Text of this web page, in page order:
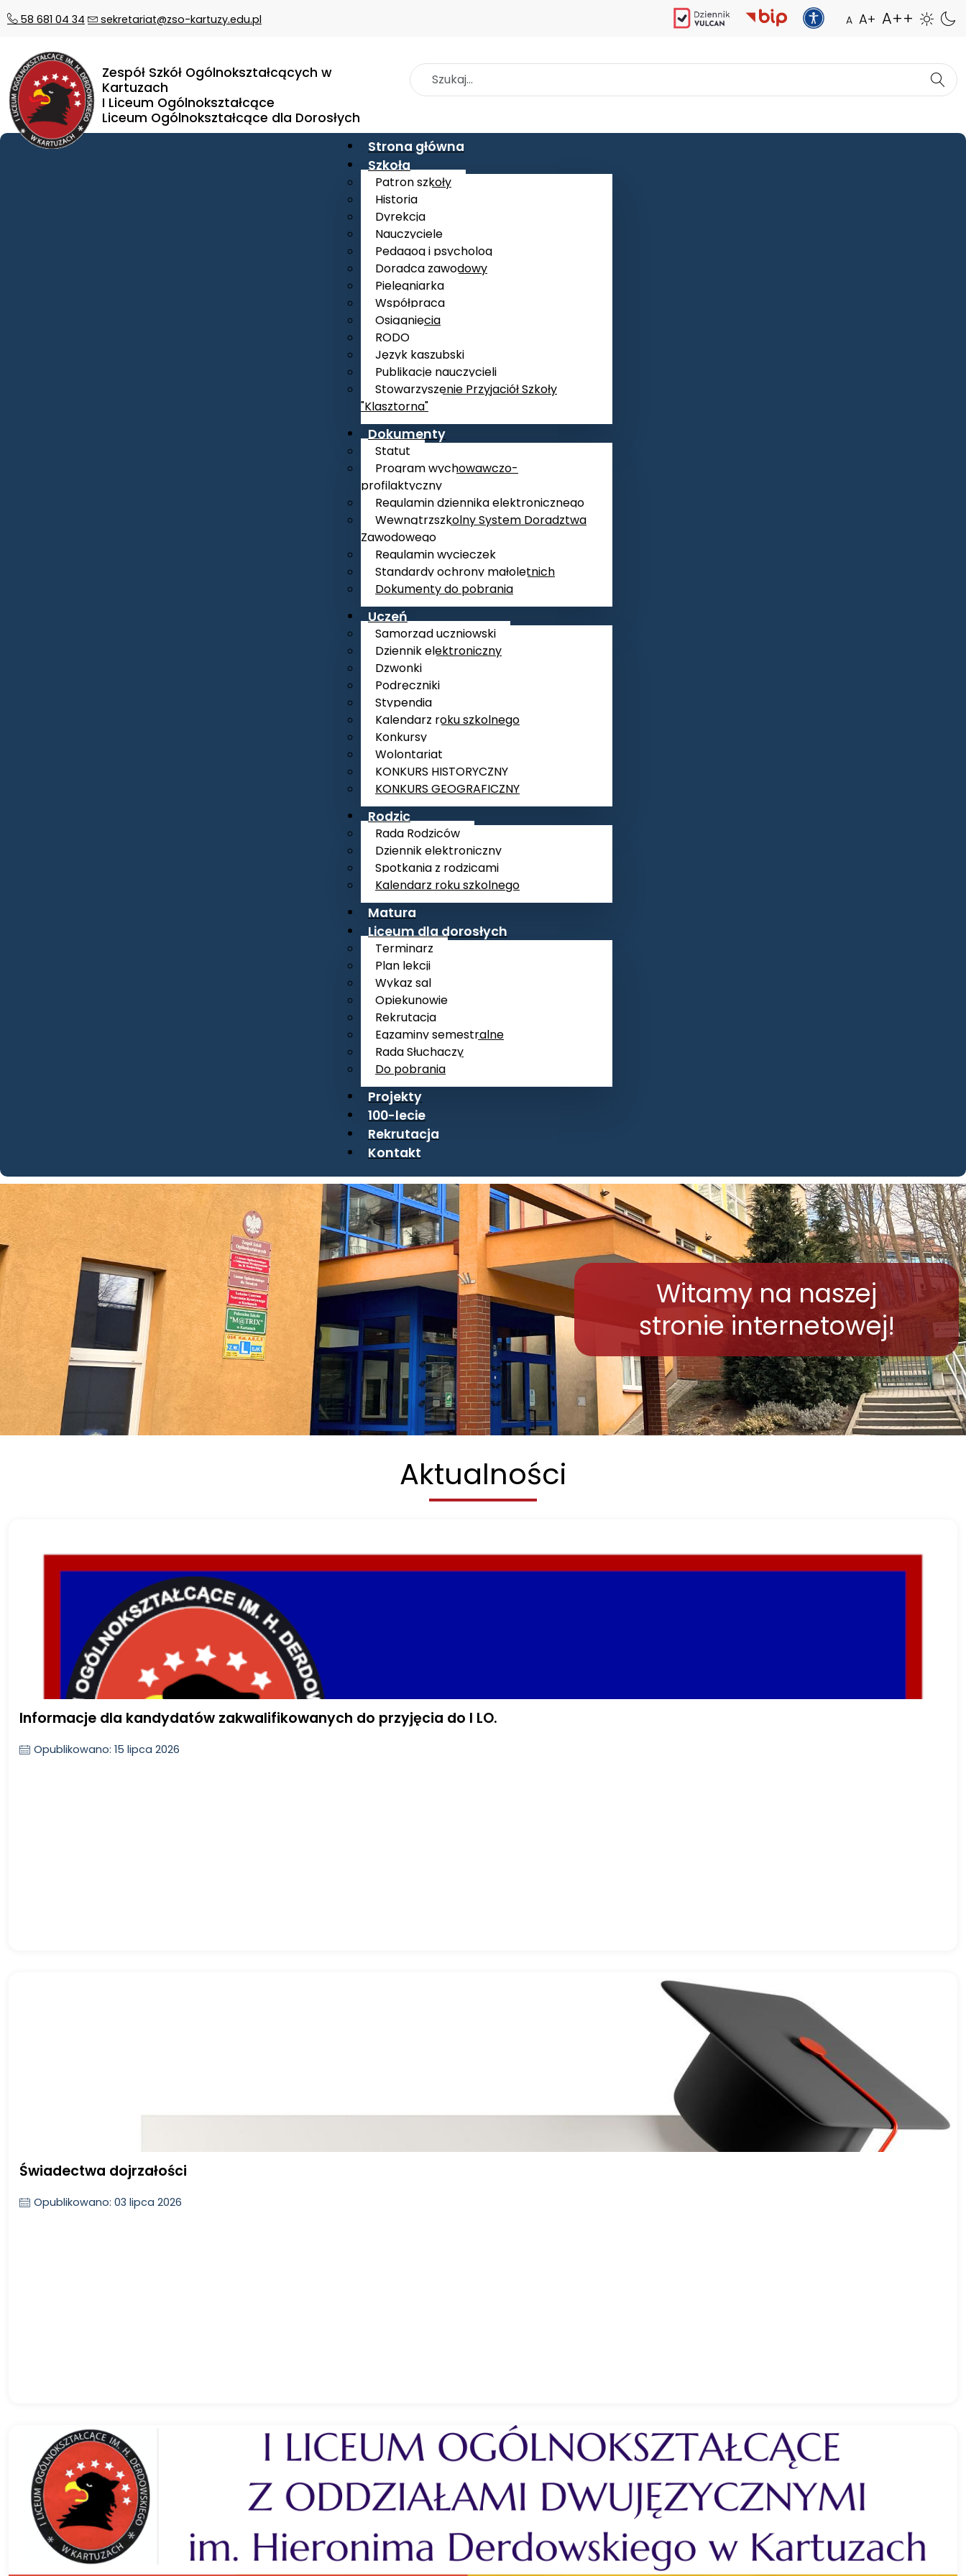
A A+ A++
58 681 04 34 sekretariat@zso-kartuzy.edu.pl
Zespół Szkół Ogólnokształcących w
Kartuzach
I Liceum Ogólnokształcące
Liceum Ogólnokształcące dla Dorosłych
Szukaj
Strona główna
Szkoła
Patron szkoły
Historia
Dyrekcja
Nauczyciele
Pedagog i psycholog
Doradca zawodowy
Pielęgniarka
Współpraca
Osiągnięcia
RODO
Język kaszubski
Publikacje nauczycieli
Stowarzyszenie Przyjaciół Szkoły
"Klasztorna"
Dokumenty
Statut
Program wychowawczo-
profilaktyczny
Regulamin dziennika elektronicznego
Wewnątrzszkolny System Doradztwa
Zawodowego
Regulamin wycieczek
Standardy ochrony małoletnich
Dokumenty do pobrania
Uczeń
Samorząd uczniowski
Dziennik elektroniczny
Dzwonki
Podręczniki
Stypendia
Kalendarz roku szkolnego
Konkursy
Wolontariat
KONKURS HISTORYCZNY
KONKURS GEOGRAFICZNY
Rodzic
Rada Rodziców
Dziennik elektroniczny
Spotkania z rodzicami
Kalendarz roku szkolnego
Matura
Liceum dla dorosłych
Terminarz
Plan lekcji
Wykaz sal
Opiekunowie
Rekrutacja
Egzaminy semestralne
Rada Słuchaczy
Do pobrania
Projekty
100-lecie
Rekrutacja
Kontakt
Witamy na naszej
stronie internetowej!
Aktualności
Informacje dla kandydatów zakwalifikowanych do przyjęcia do I LO.
Opublikowano: 15 lipca 2026
Świadectwa dojrzałości
Opublikowano: 03 lipca 2026